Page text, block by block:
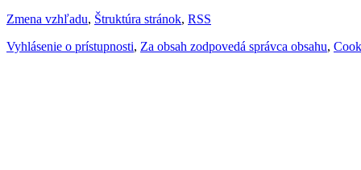
Zmena vzhľadu, Štruktúra stránok, RSS
Vyhlásenie o prístupnosti, Za obsah zodpovedá správca obsahu,